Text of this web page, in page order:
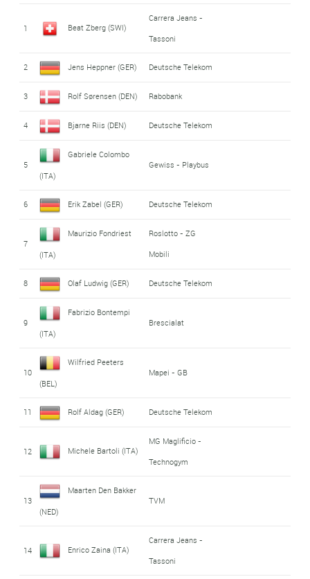
1 Beat Zberg (SWI)
Carrera Jeans -
Tassoni
2 Jens Heppner (GER) Deutsche Telekom
3 Rolf Sørensen (DEN) Rabobank
4 Bjarne Riis (DEN) Deutsche Telekom
5
Gabriele Colombo
(ITA)
Gewiss - Playbus
6 Erik Zabel (GER) Deutsche Telekom
7
Maurizio Fondriest
(ITA)
Roslotto - ZG
Mobili
8 Olaf Ludwig (GER) Deutsche Telekom
9
Fabrizio Bontempi
(ITA)
Brescialat
10
Wilfried Peeters
(BEL)
Mapei - GB
11 Rolf Aldag (GER) Deutsche Telekom
12 Michele Bartoli (ITA)
MG Maglificio -
Technogym
13
Maarten Den Bakker
(NED)
TVM
14 Enrico Zaina (ITA)
Carrera Jeans -
Tassoni